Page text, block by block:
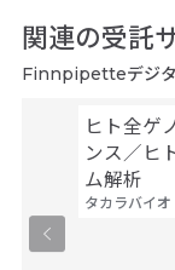
関連の受託
Finnpipetteデジタ
ヒト全ゲ
ンス／ヒ
ム解析
タカラバイオ